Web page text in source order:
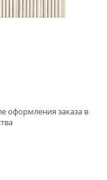
оформления заказа в